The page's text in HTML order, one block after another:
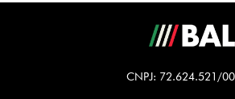
CNPJ: 72.624.521/